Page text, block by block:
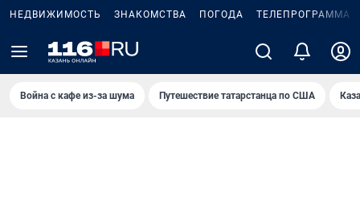
НЕДВИЖИМОСТЬ ЗНАКОМСТВА ПОГОДА ТЕЛЕПРОГРАММА
Война с кафе из-за шума Путешествие татарстанца по США